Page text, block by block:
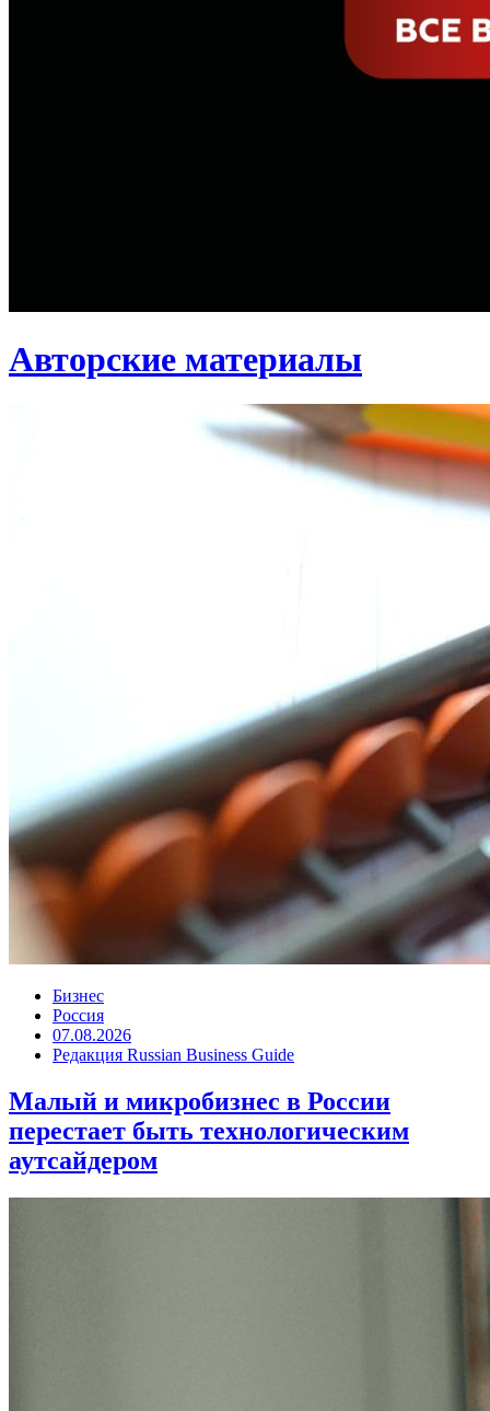
Авторские материалы
Бизнес
Россия
07.08.2026
Редакция Russian Business Guide
Малый и микробизнес в России
перестает быть технологическим
аутсайдером